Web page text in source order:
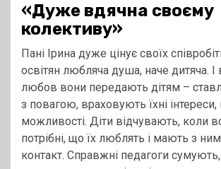
«Дуже вдячна своєму
колективу»
Пані Ірина дуже цінує своїх
освітян любляча душа, наче дитяча.
любов вони передають дітям –
з повагою, враховують їхні інтереси,
можливості. Діти відчувають, коли
потрібні, що їх люблять і мають з
контакт. Справжні педагоги